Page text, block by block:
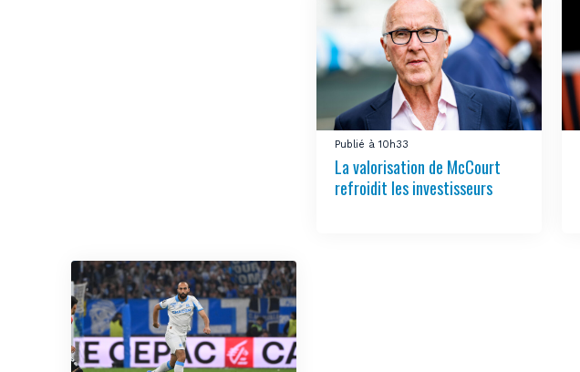
Publié à 10h33
La valorisation de McCourt
refroidit les investisseurs